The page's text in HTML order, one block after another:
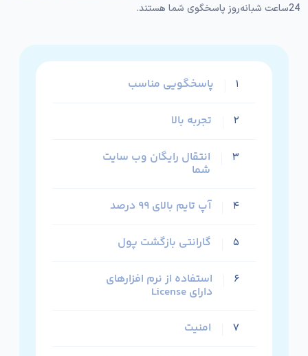
24ساعت شبانه‌روز پاسخگوی شما هستند.
۱ پاسخگویی مناسب
۲ تجربه بالا
۳ انتقال رایگان وب سایت
شما
۴ آپ تایم بالای ۹۹ درصد
۵ گارانتی بازگشت پول
۶ استفاده از نرم افزارهای
دارای License
۷ امنیت